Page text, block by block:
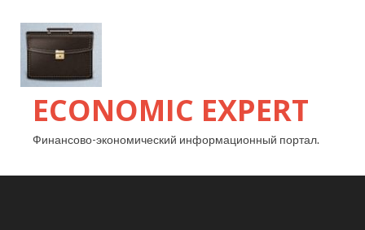
ECONOMIC EXPERT
Финансово-экономический информационный портал.